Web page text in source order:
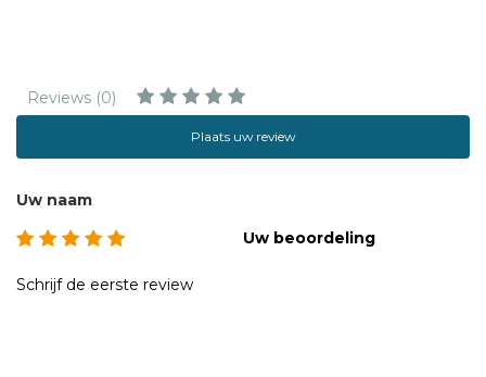
Reviews (0)
Plaats uw review
Uw naam
Uw beoordeling
Schrijf de eerste review